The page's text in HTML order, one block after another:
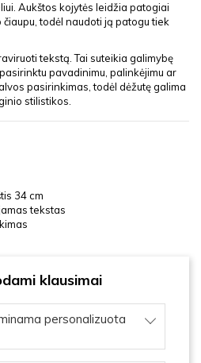
Aukštos kojytės leidžia patogiai
todėl naudoti ją patogu tiek
tekstą. Tai suteikia galimybę
pavadinimu, palinkėjimu ar
pasirinkimas, todėl dėžutę galima
stilistikos.
34 cm
tekstas
klausimai
personalizuota